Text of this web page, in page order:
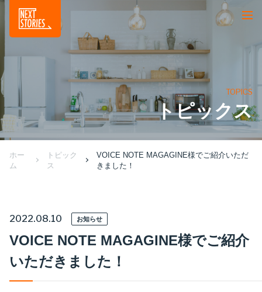
TOPICS
トピックス
ホー
ム
トピック
ス
VOICE NOTE MAGAGINE様でご紹介いただ
きました！
2022.08.10 お知らせ
VOICE NOTE MAGAGINE様でご紹介
いただきました！